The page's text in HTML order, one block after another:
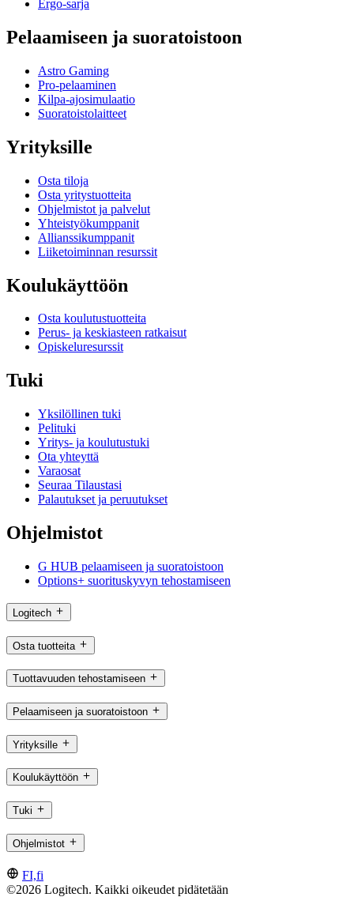
Ergo-sarja
Pelaamiseen ja suoratoistoon
Astro Gaming
Pro-pelaaminen
Kilpa-ajosimulaatio
Suoratoistolaitteet
Yrityksille
Osta tiloja
Osta yritystuotteita
Ohjelmistot ja palvelut
Yhteistyökumppanit
Allianssikumppanit
Liiketoiminnan resurssit
Koulukäyttöön
Osta koulutustuotteita
Perus- ja keskiasteen ratkaisut
Opiskeluresurssit
Tuki
Yksilöllinen tuki
Pelituki
Yritys- ja koulutustuki
Ota yhteyttä
Varaosat
Seuraa Tilaustasi
Palautukset ja peruutukset
Ohjelmistot
G HUB pelaamiseen ja suoratoistoon
Options+ suorituskyvyn tehostamiseen
Logitech
Osta tuotteita
Tuottavuuden tehostamiseen
Pelaamiseen ja suoratoistoon
Yrityksille
Koulukäyttöön
Tuki
Ohjelmistot
FI,fi
©2026 Logitech. Kaikki oikeudet pidätetään